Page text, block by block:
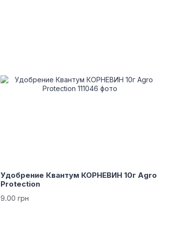
Удобрение Квантум КОРНЕВИН 10г Agro
Protection
9.00 грн